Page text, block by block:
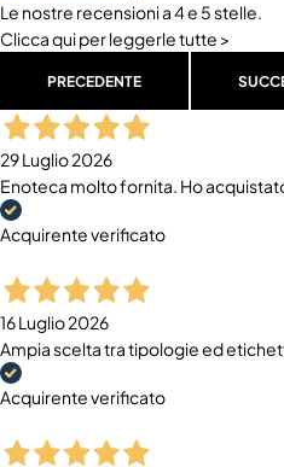
Le nostre recensioni a 4 e 5 stelle.
Clicca qui per leggerle tutte >
PRECEDENTE
29 Luglio 2026
Enoteca molto fornita. Ho
Acquirente verificato
16 Luglio 2026
Ampia scelta tra tipologie ed
Acquirente verificato